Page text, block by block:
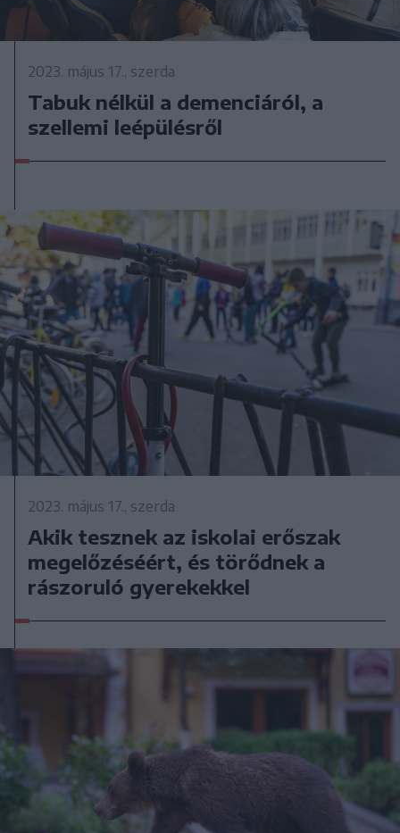
2023. május 17., szerda
Tabuk nélkül a demenciáról, a
szellemi leépülésről
2023. május 17., szerda
Akik tesznek az iskolai erőszak
megelőzéséért, és törődnek a
rászoruló gyerekekkel